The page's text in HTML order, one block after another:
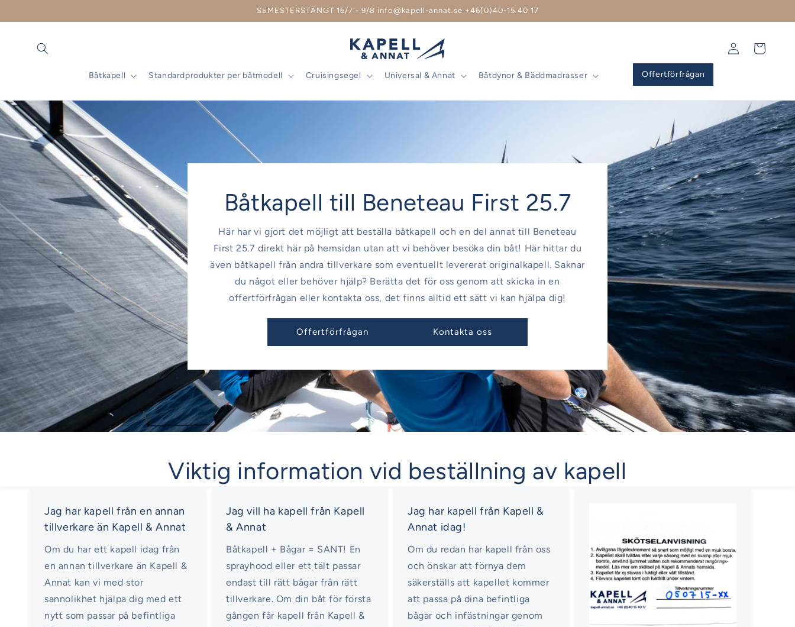
SEMESTERSTÄNGT 16/7 - 9/8 info@kapell-annat.se +46(0)40-15 40 17
Båtkapell Standardprodukter per båtmodell Cruisingsegel Universal & Annat Båtdynor & Bäddmadrasser Offertförfrågan
Logga
Varukorg
Båtkapell till Beneteau First 25.7
Här har vi gjort det möjligt att beställa båtkapell och en del annat till Beneteau
First 25.7 direkt här på hemsidan utan att vi behöver besöka din båt! Här hittar du
även båtkapell från andra tillverkare som eventuellt levererat originalkapell. Saknar
du något eller behöver hjälp? Berätta det för oss genom att skicka in en
offertförfrågan eller kontakta oss, det finns alltid ett sätt vi kan hjälpa dig!
Offertförfrågan Kontakta oss
Viktig information vid beställning av kapell
Jag har kapell från en annan
tillverkare än Kapell & Annat
Om du har ett kapell idag från
en annan tillverkare än Kapell &
Annat kan vi med stor
sannolikhet hjälpa dig med ett
nytt som passar på befintliga
Jag vill ha kapell från Kapell
& Annat
Båtkapell + Bågar = SANT! En
sprayhood eller ett tält passar
endast till rätt bågar från rätt
tillverkare. Om din båt för första
gången får kapell från Kapell &
Jag har kapell från Kapell &
Annat idag!
Om du redan har kapell från oss
och önskar att förnya dem
säkerställs att kapellet kommer
att passa på dina befintliga
bågar och infästningar genom